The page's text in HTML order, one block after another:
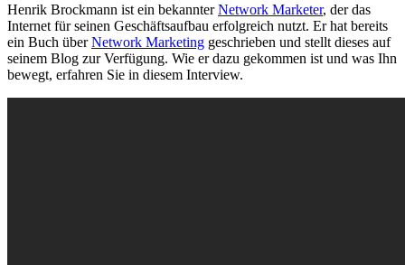
Henrik Brockmann ist ein bekannterNetwork Marketer, der das
Internet für seinen Geschäftsaufbau erfolgreich nutzt. Er hat bereits
ein Buch überNetwork Marketing geschrieben und stellt dieses auf
seinem Blog zur Verfügung. Wie er dazu gekommen ist und was Ihn
bewegt, erfahren Sie in diesem Interview.